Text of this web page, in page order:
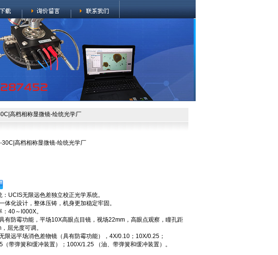
高档相称显微镜-绘统光学厂
高档相称显微镜-绘统光学厂
：UCIS无限远色差独立校正光学系统。
体化设计，整体压铸，机身更加稳定牢固。
：40～l000X。
有防霉功能，平场10X高眼点目镜，视场22mm，高眼点观察，瞳孔距
屈光度可调。
限远平场消色差物镜（具有防霉功能），4X/0.10；10X/0.25；
（带弹簧和缓冲装置）；100X/1.25 （油、带弹簧和缓冲装置）。